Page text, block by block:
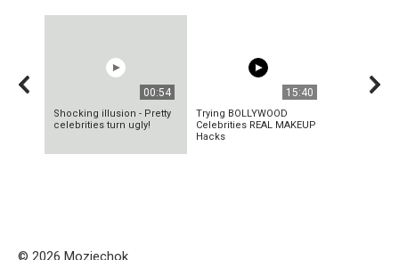
00:54
Shocking illusion - Pretty
celebrities turn ugly!
15:40
Trying BOLLYWOOD
Celebrities REAL MAKEUP
Hacks
© 2026 Mozjechok